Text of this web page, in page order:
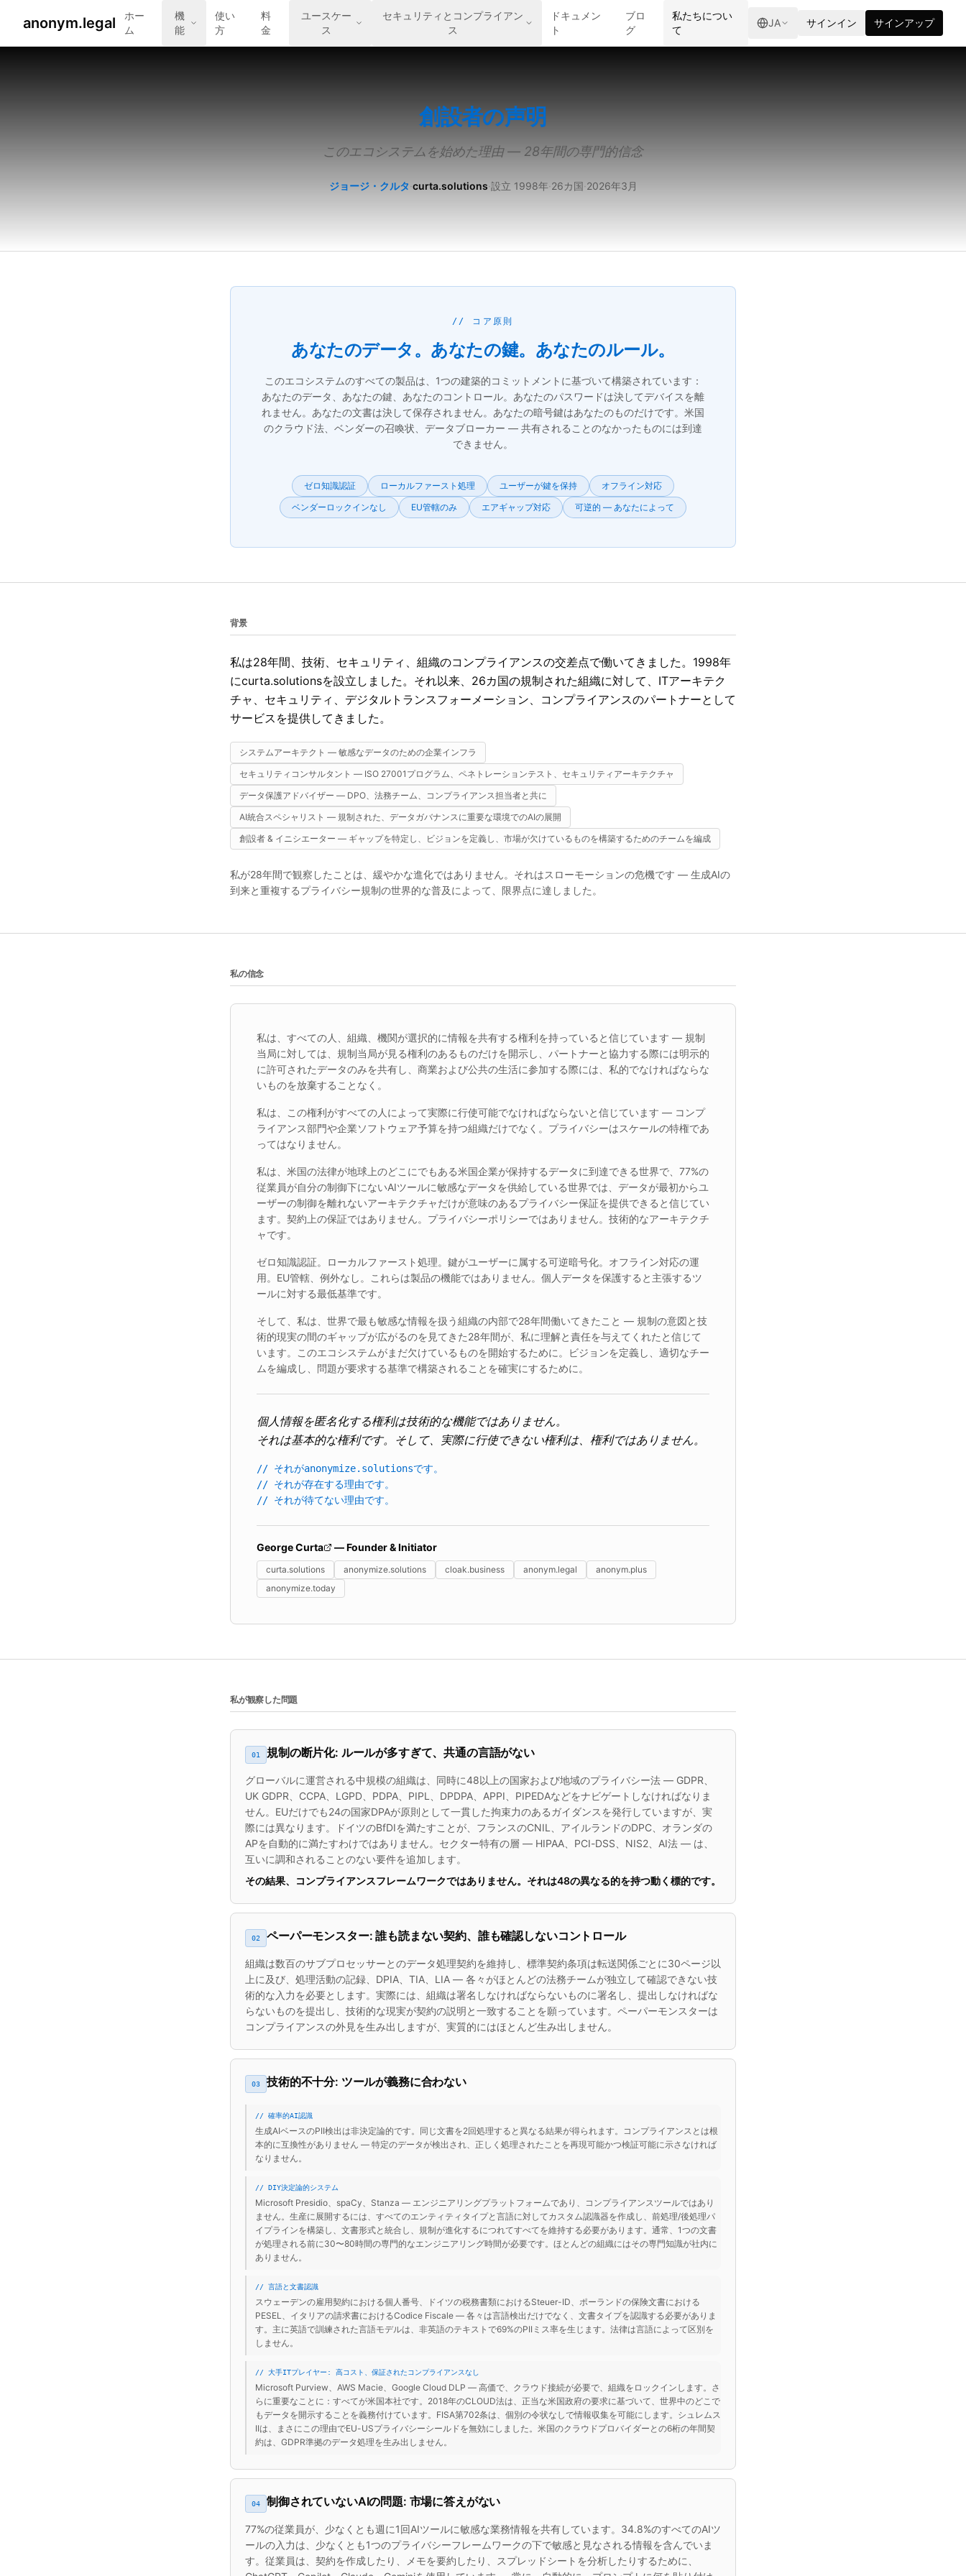
anonym.legal
ホー
ム
機
能
使い
方
料
金
ユースケー
ス
セキュリティとコンプライアン
ス
ドキュメン
ト
ブロ
グ
私たちについ
て
JA サインイン サインアップ
創設者の声明
このエコシステムを始めた理由 — 28年間の専門的信念
ジョージ・クルタ·curta.solutions·設立 1998年·26カ国·2026年3月
// コア原則
あなたのデータ。あなたの鍵。あなたのルール。
このエコシステムのすべての製品は、1つの建築的コミットメントに基づいて構築されています：
あなたのデータ、あなたの鍵、あなたのコントロール。あなたのパスワードは決してデバイスを離
れません。あなたの文書は決して保存されません。あなたの暗号鍵はあなたのものだけです。米国
のクラウド法、ベンダーの召喚状、データブローカー — 共有されることのなかったものには到達
できません。
ゼロ知識認証 ローカルファースト処理 ユーザーが鍵を保持
オフライン対応
ベンダーロックインなし
EU管轄のみ エアギャップ対応 可逆的 — あなたによって
背景
私は28年間、技術、セキュリティ、組織のコンプライアンスの交差点で働いてきました。1998年
にcurta.solutionsを設立しました。それ以来、26カ国の規制された組織に対して、ITアーキテク
チャ、セキュリティ、デジタルトランスフォーメーション、コンプライアンスのパートナーとして
サービスを提供してきました。
システムアーキテクト — 敏感なデータのための企業インフラ
セキュリティコンサルタント — ISO 27001プログラム、ペネトレーションテスト、セキュリティアーキテクチャ
データ保護アドバイザー — DPO、法務チーム、コンプライアンス担当者と共に
AI統合スペシャリスト — 規制された、データガバナンスに重要な環境でのAIの展開
創設者 & イニシエーター — ギャップを特定し、ビジョンを定義し、市場が欠けているものを構築するためのチームを編成
私が28年間で観察したことは、緩やかな進化ではありません。それはスローモーションの危機です — 生成AIの
到来と重複するプライバシー規制の世界的な普及によって、限界点に達しました。
私の信念
私は、すべての人、組織、機関が選択的に情報を共有する権利を持っていると信じています — 規制
当局に対しては、規制当局が見る権利のあるものだけを開示し、パートナーと協力する際には明示的
に許可されたデータのみを共有し、商業および公共の生活に参加する際には、私的でなければならな
いものを放棄することなく。
私は、この権利がすべての人によって実際に行使可能でなければならないと信じています — コンプ
ライアンス部門や企業ソフトウェア予算を持つ組織だけでなく。プライバシーはスケールの特権であ
ってはなりません。
私は、米国の法律が地球上のどこにでもある米国企業が保持するデータに到達できる世界で、77%の
従業員が自分の制御下にないAIツールに敏感なデータを供給している世界では、データが最初からユ
ーザーの制御を離れないアーキテクチャだけが意味のあるプライバシー保証を提供できると信じてい
ます。契約上の保証ではありません。プライバシーポリシーではありません。技術的なアーキテクチ
ャです。
ゼロ知識認証。ローカルファースト処理。鍵がユーザーに属する可逆暗号化。オフライン対応の運
用。EU管轄、例外なし。これらは製品の機能ではありません。個人データを保護すると主張するツ
ールに対する最低基準です。
そして、私は、世界で最も敏感な情報を扱う組織の内部で28年間働いてきたこと — 規制の意図と技
術的現実の間のギャップが広がるのを見てきた28年間が、私に理解と責任を与えてくれたと信じて
います。このエコシステムがまだ欠けているものを開始するために。ビジョンを定義し、適切なチー
ムを編成し、問題が要求する基準で構築されることを確実にするために。
個人情報を匿名化する権利は技術的な機能ではありません。
それは基本的な権利です。そして、実際に行使できない権利は、権利ではありません。
// それがanonymize.solutionsです。
// それが存在する理由です。
// それが待てない理由です。
George Curta — Founder & Initiator
curta.solutions anonymize.solutions cloak.business anonym.legal
anonym.plus
anonymize.today
私が観察した問題
01 規制の断片化: ルールが多すぎて、共通の言語がない
グローバルに運営される中規模の組織は、同時に48以上の国家および地域のプライバシー法 — GDPR、
UK GDPR、CCPA、LGPD、PDPA、PIPL、DPDPA、APPI、PIPEDAなどをナビゲートしなければなりま
せん。EUだけでも24の国家DPAが原則として一貫した拘束力のあるガイダンスを発行していますが、実
際には異なります。ドイツのBfDIを満たすことが、フランスのCNIL、アイルランドのDPC、オランダの
APを自動的に満たすわけではありません。セクター特有の層 — HIPAA、PCI-DSS、NIS2、AI法 — は、
互いに調和されることのない要件を追加します。
その結果、コンプライアンスフレームワークではありません。それは48の異なる的を持つ動く標的です。
02 ペーパーモンスター: 誰も読まない契約、誰も確認しないコントロール
組織は数百のサブプロセッサーとのデータ処理契約を維持し、標準契約条項は転送関係ごとに30ページ以
上に及び、処理活動の記録、DPIA、TIA、LIA — 各々がほとんどの法務チームが独立して確認できない技
術的な入力を必要とします。実際には、組織は署名しなければならないものに署名し、提出しなければな
らないものを提出し、技術的な現実が契約の説明と一致することを願っています。ペーパーモンスターは
コンプライアンスの外見を生み出しますが、実質的にはほとんど生み出しません。
03 技術的不十分: ツールが義務に合わない
// 確率的AI認識
生成AIベースのPII検出は非決定論的です。同じ文書を2回処理すると異なる結果が得られます。コンプライアンスとは根
本的に互換性がありません — 特定のデータが検出され、正しく処理されたことを再現可能かつ検証可能に示さなければ
なりません。
// DIY決定論的システム
Microsoft Presidio、spaCy、Stanza — エンジニアリングプラットフォームであり、コンプライアンスツールではあり
ません。生産に展開するには、すべてのエンティティタイプと言語に対してカスタム認識器を作成し、前処理/後処理パ
イプラインを構築し、文書形式と統合し、規制が進化するにつれてすべてを維持する必要があります。通常、1つの文書
が処理される前に30〜80時間の専門的なエンジニアリング時間が必要です。ほとんどの組織にはその専門知識が社内に
ありません。
// 言語と文書認識
スウェーデンの雇用契約における個人番号、ドイツの税務書類におけるSteuer-ID、ポーランドの保険文書における
PESEL、イタリアの請求書におけるCodice Fiscale — 各々は言語検出だけでなく、文書タイプを認識する必要がありま
す。主に英語で訓練された言語モデルは、非英語のテキストで69%のPIIミス率を生じます。法律は言語によって区別を
しません。
// 大手ITプレイヤー: 高コスト、保証されたコンプライアンスなし
Microsoft Purview、AWS Macie、Google Cloud DLP — 高価で、クラウド接続が必要で、組織をロックインします。さ
らに重要なことに：すべてが米国本社です。2018年のCLOUD法は、正当な米国政府の要求に基づいて、世界中のどこで
もデータを開示することを義務付けています。FISA第702条は、個別の令状なしで情報収集を可能にします。シュレムス
IIは、まさにこの理由でEU-USプライバシーシールドを無効にしました。米国のクラウドプロバイダーとの6桁の年間契
約は、GDPR準拠のデータ処理を生み出しません。
04 制御されていないAIの問題: 市場に答えがない
77%の従業員が、少なくとも週に1回AIツールに敏感な業務情報を共有しています。34.8%のすべてのAIツ
ールの入力は、少なくとも1つのプライバシーフレームワークの下で敏感と見なされる情報を含んでいま
す。従業員は、契約を作成したり、メモを要約したり、スプレッドシートを分析したりするために、